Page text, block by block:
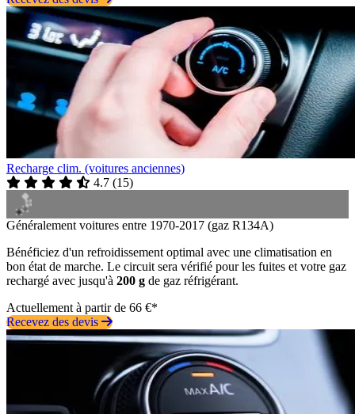
Recharge clim. (voitures anciennes)
4.7 (15)
Généralement voitures entre 1970-2017 (gaz R134A)
Bénéficiez d'un refroidissement optimal avec une climatisation en
bon état de marche. Le circuit sera vérifié pour les fuites et votre gaz
rechargé avec jusqu'à 200 g de gaz réfrigérant.
Actuellement à partir de 66 €*
Recevez des devis